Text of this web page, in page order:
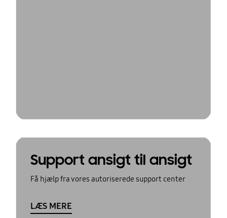
Support ansigt til ansigt
Få hjælp fra vores autoriserede support center
LÆS MERE